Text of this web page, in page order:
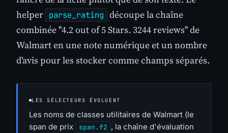
helper parse_rating découpe la chaîne
combinée "4.2 out of 5 Stars. 3244 reviews" de
Walmart en une note numérique et un nombre
d'avis pour les stocker comme champs séparés.
LES SÉLECTEURS ÉVOLUENT
Les noms de classes utilitaires de Walmart (le
span de prix
span.f2 , la chaîne d'évaluation